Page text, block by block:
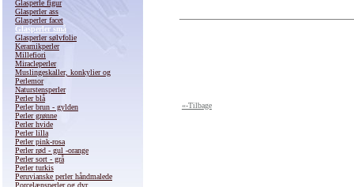
Glasperle figur
Glasperler ass
Glasperler facet
Glasperler små
Glasperler sølvfolie
Keramikperler
Millefiori
Miracleperler
Muslingeskaller, konkylier og
Perlemor
Naturstensperler
Perler blå
Perler brun - gylden
Perler grønne
Perler hvide
Perler lilla
Perler pink-rosa
Perler rød - gul -orange
Perler sort - grå
Perler turkis
Peruvianske perler håndmalede
Porcelænsperler og dyr
«-Tilbage